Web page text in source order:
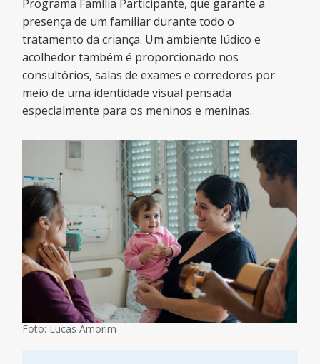
Programa Família Participante, que garante a
presença de um familiar durante todo o
tratamento da criança. Um ambiente lúdico e
acolhedor também é proporcionado nos
consultórios, salas de exames e corredores por
meio de uma identidade visual pensada
especialmente para os meninos e meninas.
Foto: Lucas Amorim